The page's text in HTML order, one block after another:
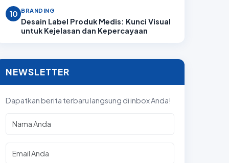
10 BRANDING
Desain Label Produk Medis: Kunci Visual
untuk Kejelasan dan Kepercayaan
NEWSLETTER
Dapatkan berita terbaru langsung di inbox Anda!